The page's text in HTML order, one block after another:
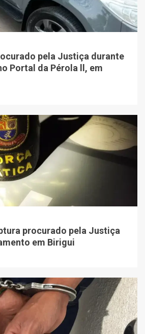
pela Justiça durante
Portal da Pérola ll, em
procurado pela Justiça
em Birigui